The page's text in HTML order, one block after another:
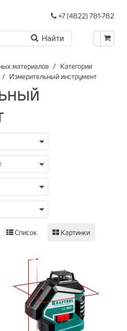
+7 (4822) 781-782
материалов
Категории
Измерительный инструмент
Список Картинки